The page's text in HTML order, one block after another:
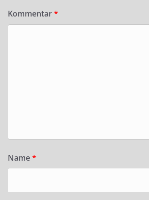
Kommentar*
Name*